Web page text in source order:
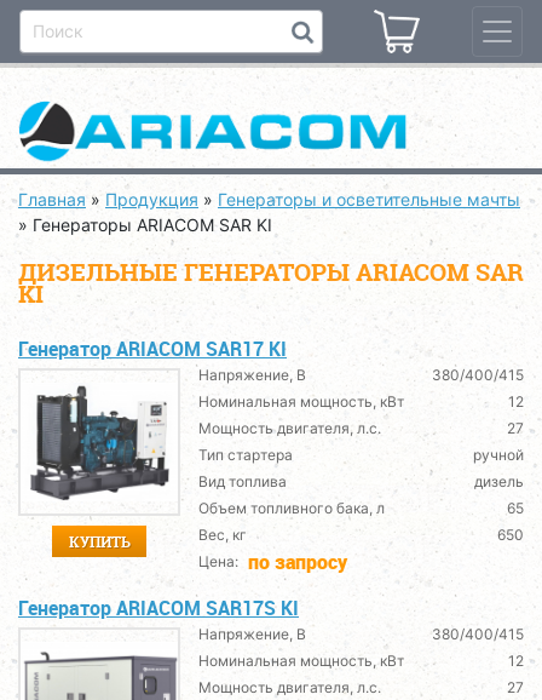
Главная » Продукция » Генераторы и осветительные мачты
» Генераторы ARIACOM SAR KI
ДИЗЕЛЬНЫЕ ГЕНЕРАТОРЫ ARIACOM SAR
KI
Генератор ARIACOM SAR17 KI
КУПИТЬ
Напряжение, В
380/400/415
Номинальная мощность, кВт
12
Мощность двигателя, л.с.
27
Тип стартера
ручной
Вид топлива
дизель
Объем топливного бака, л
65
Вес, кг
650
Цена: по запросу
Генератор ARIACOM SAR17S KI
Напряжение, В
380/400/415
Номинальная мощность, кВт
12
Мощность двигателя, л.с.
27